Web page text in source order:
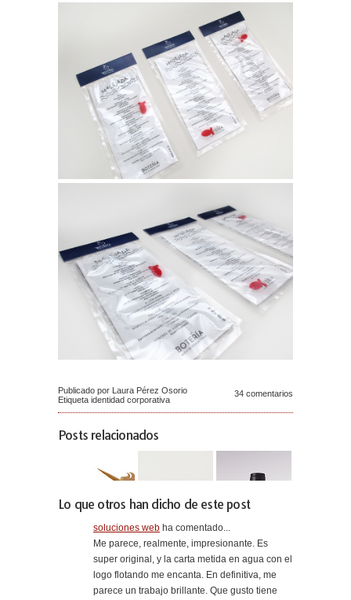
Publicado por Laura Pérez Osorio
Etiqueta identidad corporativa
34 comentarios
Posts relacionados
Lo que otros han dicho de este post
soluciones web ha comentado...
Me parece, realmente, impresionante. Es
super original, y la carta metida en agua con el
logo flotando me encanta. En definitiva, me
parece un trabajo brillante. Que gusto tiene